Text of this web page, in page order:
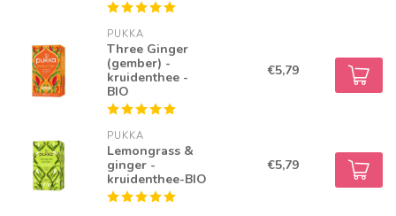
PUKKA
Three Ginger
(gember) -
kruidenthee -
BIO
€5,79
PUKKA
Lemongrass &
ginger -
kruidenthee-BIO
€5,79